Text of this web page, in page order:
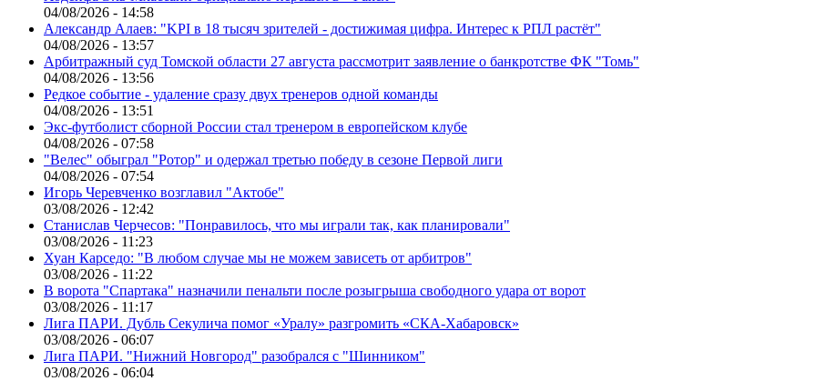
04/08/2026 - 14:58
Александр Алаев: "KPI в 18 тысяч зрителей - достижимая цифра. Интерес к РПЛ растёт"
04/08/2026 - 13:57
Арбитражный суд Томской области 27 августа рассмотрит заявление о банкротстве ФК "Томь"
04/08/2026 - 13:56
Редкое событие - удаление сразу двух тренеров одной команды
04/08/2026 - 13:51
Экс-футболист сборной России стал тренером в европейском клубе
04/08/2026 - 07:58
"Велес" обыграл "Ротор" и одержал третью победу в сезоне Первой лиги
04/08/2026 - 07:54
Игорь Черевченко возглавил "Актобе"
03/08/2026 - 12:42
Станислав Черчесов: "Понравилось, что мы играли так, как планировали"
03/08/2026 - 11:23
Хуан Карседо: "В любом случае мы не можем зависеть от арбитров"
03/08/2026 - 11:22
В ворота "Спартака" назначили пенальти после розыгрыша свободного удара от ворот
03/08/2026 - 11:17
Лига ПАРИ. Дубль Секулича помог «Уралу» разгромить «СКА-Хабаровск»
03/08/2026 - 06:07
Лига ПАРИ. "Нижний Новгород" разобрался с "Шинником"
03/08/2026 - 06:04